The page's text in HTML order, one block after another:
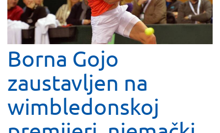
Borna Gojo
zaustavljen na
wimbledonskoj